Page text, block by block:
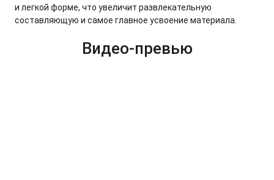
и легкой форме, что увеличит развлекательную
составляющую и самое главное усвоение материала.
Видео-превью